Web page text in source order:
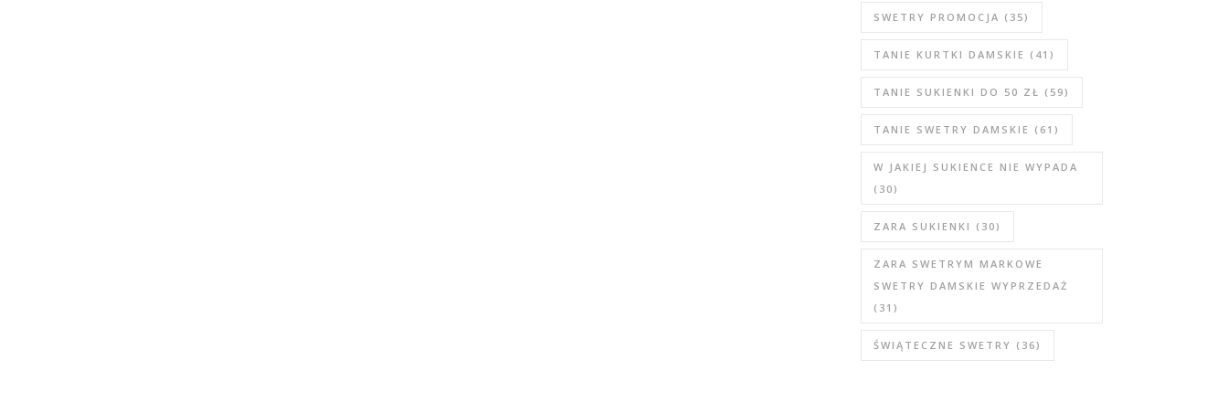
SWETRY PROMOCJA (35)
TANIE KURTKI DAMSKIE (41)
TANIE SUKIENKI DO 50 ZŁ (59)
TANIE SWETRY DAMSKIE (61)
W JAKIEJ SUKIENCE NIE WYPADA
(30)
ZARA SUKIENKI (30)
ZARA SWETRYM MARKOWE
SWETRY DAMSKIE WYPRZEDAŻ
(31)
ŚWIĄTECZNE SWETRY (36)